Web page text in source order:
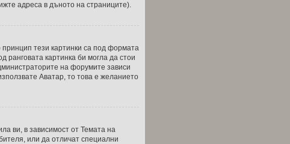
адреса в дъното на страниците).
тези картинки са под формата
картинка би могла да стои
на форумите зависи
Аватар, то това е желанието
ви, в зависимост от Темата на
или да отличат специални